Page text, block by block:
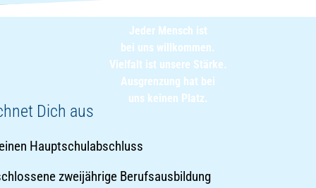
Jeder Mensch ist
bei uns willkommen.
Vielfalt ist unsere Stärke.
Ausgrenzung hat bei
uns keinen Platz.
Dich aus
Hauptschulabschluss
zweijährige Berufsausbildung